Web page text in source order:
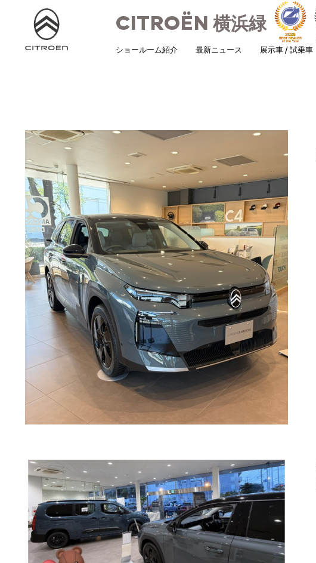
CITROËN 横浜緑
ショールーム紹介 最新ニュース 展示車 / 試乗車